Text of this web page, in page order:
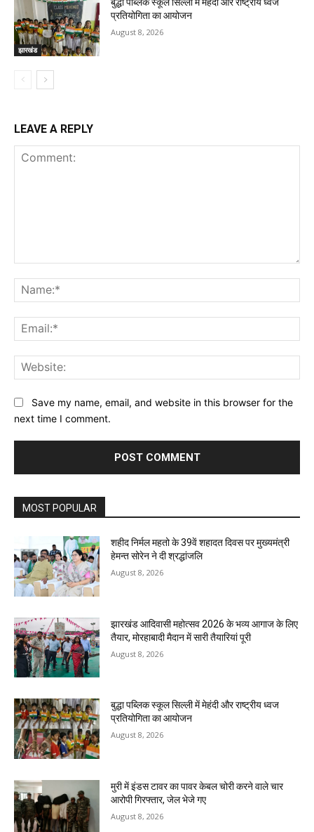
झारखंड
प्रतियोगिता का आयोजन
August 8, 2026
LEAVE A REPLY
Save my name, email, and website in this browser for the
next time I comment.
MOST POPULAR
शहीद निर्मल महतो के 39वें शहादत दिवस पर मुख्यमंत्री
हेमन्त सोरेन ने दी श्रद्धांजलि
August 8, 2026
झारखंड आदिवासी महोत्सव 2026 के भव्य आगाज के लिए
तैयार, मोरहाबादी मैदान में सारी तैयारियां पूरी
August 8, 2026
बुद्धा पब्लिक स्कूल सिल्ली में मेहंदी और राष्ट्रीय ध्वज
प्रतियोगिता का आयोजन
August 8, 2026
मुरी में इंडस टावर का पावर केबल चोरी करने वाले चार
आरोपी गिरफ्तार, जेल भेजे गए
August 8, 2026